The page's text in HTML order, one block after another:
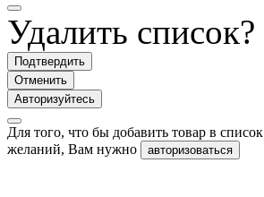
Удалить список?
Подтвердить
Отменить
Авторизуйтесь
Для того, что бы добавить товар в список
желаний, Вам нужно
авторизоваться